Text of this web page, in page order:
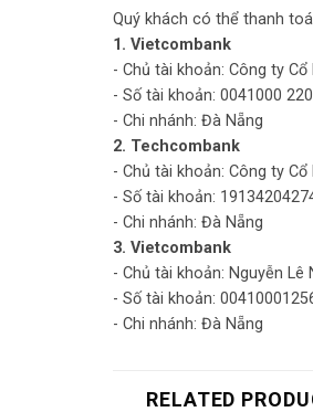
Quý khách có thể thanh
1. Vietcombank
- Chủ tài khoản: Công ty
- Số tài khoản: 0041000
- Chi nhánh: Đà Nẵng
2. Techcombank
- Chủ tài khoản: Công ty
- Số tài khoản:
- Chi nhánh: Đà Nẵng
3. Vietcombank
- Chủ tài khoản: Nguyễn Lê
- Số tài khoản:
- Chi nhánh: Đà Nẵng
RELATED